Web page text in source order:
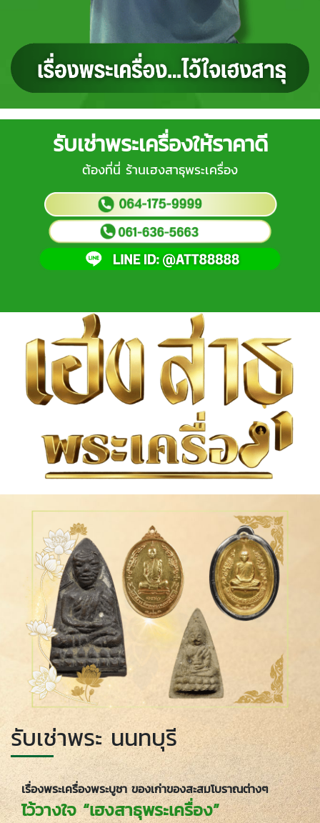
รับเช่าพระเครื่องให้ราคาดี
ต้องที่นี่ ร้านเฮงสาธุพระเครื่อง
รับเช่าพระ นนทบุรี
เรื่องพระเครื่องพระบูชา ของเก่าของสะสมโบราณต่างๆ
ไว้วางใจ “เฮงสาธุพระเครื่อง”